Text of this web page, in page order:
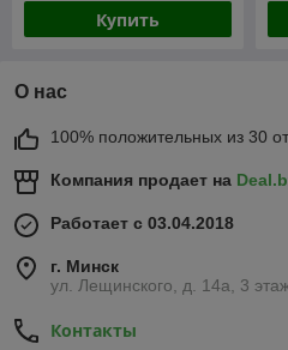
Купить
О нас
100% положительных из 30
Компания продает на
Работает с 03.04.2018
г. Минск
ул. Лещинского, д. 14а, 3
Контакты